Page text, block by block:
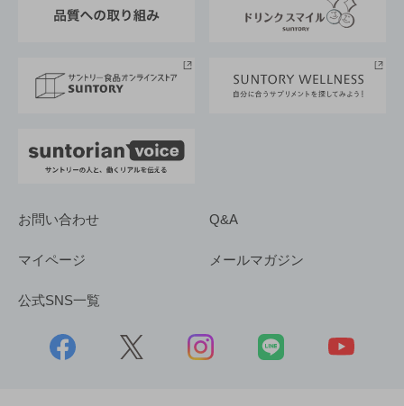
採用情報
お問い合わせ Q&A
マイページ メールマガジン
公式SNS一覧